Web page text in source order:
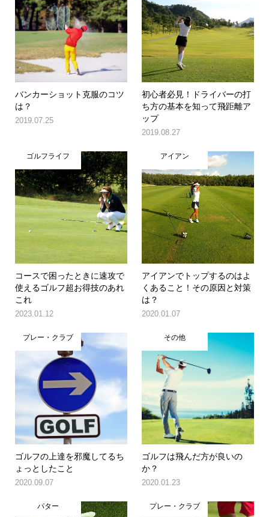
バンカーショット克服のコツ
は？
2019.07.25
初心者必見！ドライバーの打
ち方の基本を知って飛距離ア
ップ
2019.08.27
ゴルフライフ
コースで困ったときに速攻で
使えるゴルフ超お得技のあれ
これ
2023.01.12
アイアン
アイアンでトップするのはよ
くあること！その原因と対策
は？
2020.01.07
プレー・クラブ
ゴルフの上達を邪魔してるち
ょっとしたこと
2020.09.07
その他
ゴルフは飛んだ方が良いの
か？
2020.01.23
パター プレー・クラブ